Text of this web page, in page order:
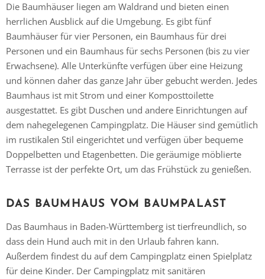
Die Baumhäuser liegen am Waldrand und bieten einen
herrlichen Ausblick auf die Umgebung. Es gibt fünf
Baumhäuser für vier Personen, ein Baumhaus für drei
Personen und ein Baumhaus für sechs Personen (bis zu vier
Erwachsene). Alle Unterkünfte verfügen über eine Heizung
und können daher das ganze Jahr über gebucht werden. Jedes
Baumhaus ist mit Strom und einer Komposttoilette
ausgestattet. Es gibt Duschen und andere Einrichtungen auf
dem nahegelegenen Campingplatz. Die Häuser sind gemütlich
im rustikalen Stil eingerichtet und verfügen über bequeme
Doppelbetten und Etagenbetten. Die geräumige möblierte
Terrasse ist der perfekte Ort, um das Frühstück zu genießen.
DAS BAUMHAUS VOM BAUMPALAST
Das Baumhaus in Baden-Württemberg ist tierfreundlich, so
dass dein Hund auch mit in den Urlaub fahren kann.
Außerdem findest du auf dem Campingplatz einen Spielplatz
für deine Kinder. Der Campingplatz mit sanitären